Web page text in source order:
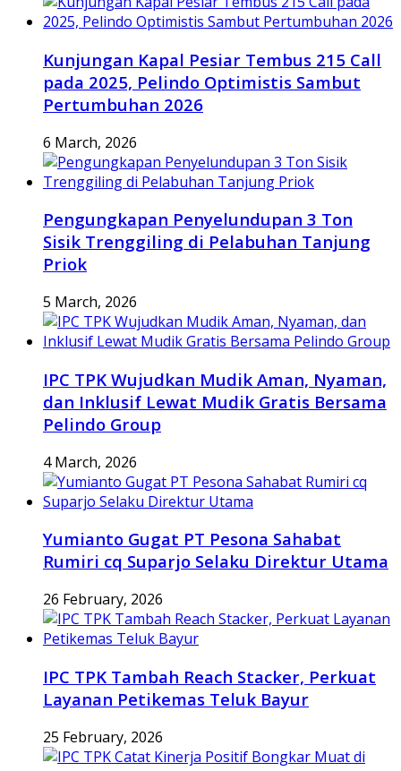
Kunjungan Kapal Pesiar Tembus 215 Call
pada 2025, Pelindo Optimistis Sambut
Pertumbuhan 2026
6 March, 2026
Pengungkapan Penyelundupan 3 Ton
Sisik Trenggiling di Pelabuhan Tanjung
Priok
5 March, 2026
IPC TPK Wujudkan Mudik Aman, Nyaman,
dan Inklusif Lewat Mudik Gratis Bersama
Pelindo Group
4 March, 2026
Yumianto Gugat PT Pesona Sahabat
Rumiri cq Suparjo Selaku Direktur Utama
26 February, 2026
IPC TPK Tambah Reach Stacker, Perkuat
Layanan Petikemas Teluk Bayur
25 February, 2026